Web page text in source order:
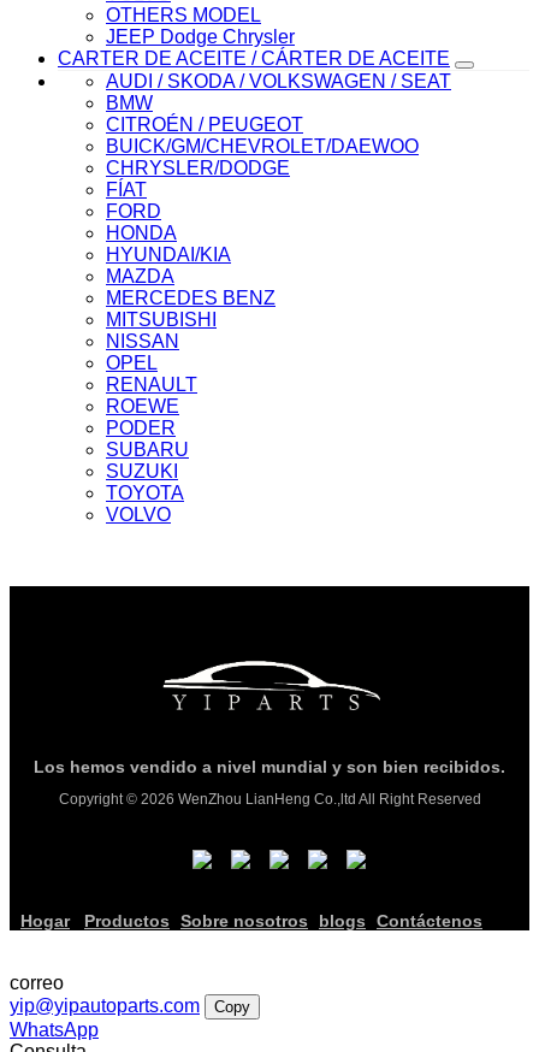
OTHERS MODEL
JEEP Dodge Chrysler
CARTER DE ACEITE / CÁRTER DE ACEITE
AUDI / SKODA / VOLKSWAGEN / SEAT
BMW
CITROÉN / PEUGEOT
BUICK/GM/CHEVROLET/DAEWOO
CHRYSLER/DODGE
FÍAT
FORD
HONDA
HYUNDAI/KIA
MAZDA
MERCEDES BENZ
MITSUBISHI
NISSAN
OPEL
RENAULT
ROEWE
PODER
SUBARU
SUZUKI
TOYOTA
VOLVO
Los hemos vendido a nivel mundial y son bien recibidos.
Copyright © 2026 WenZhou LianHeng Co.,ltd All Right Reserved
Hogar Productos Sobre nosotros blogs Contáctenos
correo
yip@yipautoparts.com
Copy
WhatsApp